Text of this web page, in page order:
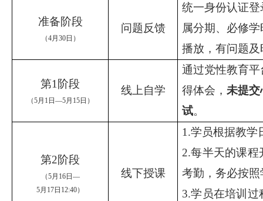
准备阶段
（4月 30日）
问题反馈
统一身份认证
属分期、必修
播放，有问题
第1阶段
（5月 1 日 —5月 15日）
线上自学
通过党性教育
得体会，未提
试。
第2阶段
（5月 16日 —
5月 17日 12:40）
线下授课
1.学员根据教学
2.每半天的课程
考勤，务必按
3.学员在培训过